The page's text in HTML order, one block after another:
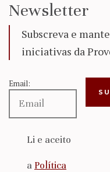
Newsletter
Subscreva e
iniciativas da
Email:
Li e aceito
a Política